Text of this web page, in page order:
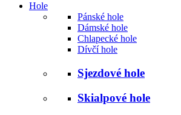
Hole
Pánské hole
Dámské hole
Chlapecké hole
Dívčí hole
Sjezdové hole
Skialpové hole